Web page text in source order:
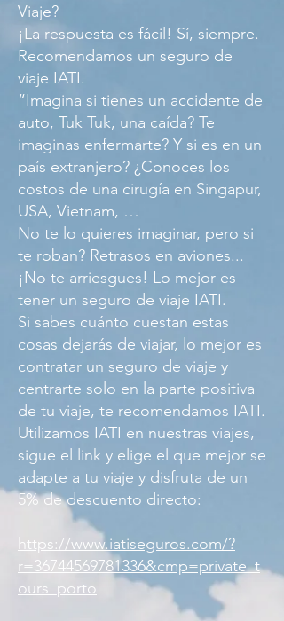
Viaje?
¡La respuesta es fácil! Sí, siempre.
Recomendamos un seguro de
viaje IATI.
“Imagina si tienes un accidente de
auto, Tuk Tuk, una caída? Te
imaginas enfermarte? Y si es en un
país extranjero? ¿Conoces los
costos de una cirugía en Singapur,
USA, Vietnam, …
No te lo quieres imaginar, pero si
te roban? Retrasos en aviones...
¡No te arriesgues! Lo mejor es
tener un seguro de viaje IATI.
Si sabes cuánto cuestan estas
cosas dejarás de viajar, lo mejor es
contratar un seguro de viaje y
centrarte solo en la parte positiva
de tu viaje, te recomendamos IATI.
Utilizamos IATI en nuestras viajes,
sigue el link y elige el que mejor se
adapte a tu viaje y disfruta de un
5% de descuento directo:
https://www.iatiseguros.com/?
r=36744569781336&cmp=private_t
ours_porto